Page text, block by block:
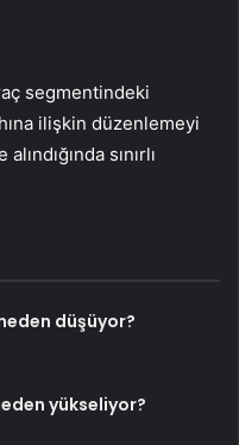
segmentindeki
ilişkin düzenlemeyi
sınırlı
düşüyor?
yükseliyor?